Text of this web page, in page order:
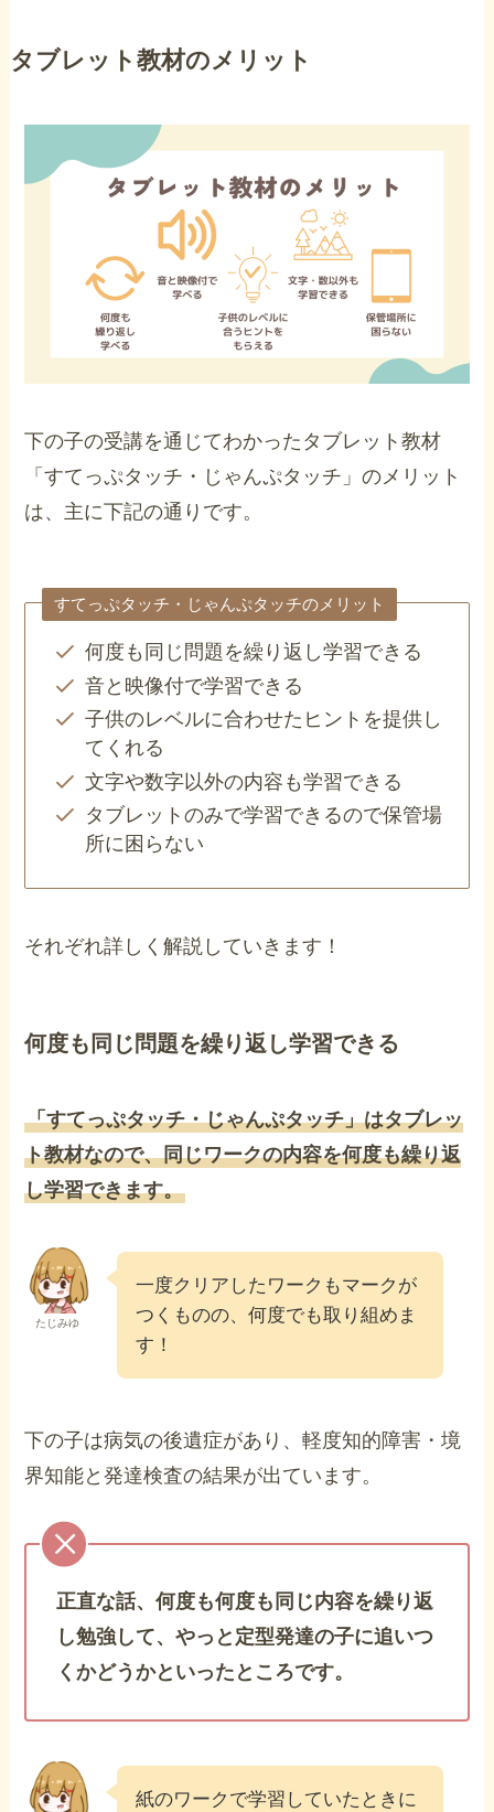
タブレット教材のメリット
下の子の受講を通じてわかったタブレット教材
「すてっぷタッチ・じゃんぷタッチ」のメリット
は、主に下記の通りです。
すてっぷタッチ・じゃんぷタッチのメリット
何度も同じ問題を繰り返し学習できる
音と映像付で学習できる
子供のレベルに合わせたヒントを提供し
てくれる
文字や数字以外の内容も学習できる
タブレットのみで学習できるので保管場
所に困らない
それぞれ詳しく解説していきます！
何度も同じ問題を繰り返し学習できる
「すてっぷタッチ・じゃんぷタッチ」はタブレッ
ト教材なので、同じワークの内容を何度も繰り返
し学習できます。
たじみゆ
一度クリアしたワークもマークが
つくものの、何度でも取り組めま
す！
下の子は病気の後遺症があり、軽度知的障害・境
界知能と発達検査の結果が出ています。
正直な話、何度も何度も同じ内容を繰り返
し勉強して、やっと定型発達の子に追いつ
くかどうかといったところです。
紙のワークで学習していたときに